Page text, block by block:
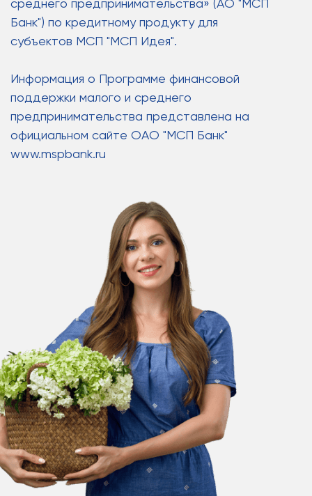
среднего предпринимательства» (АО "МСП
Банк") по кредитному продукту для
субъектов МСП "МСП Идея".
Информация о Программе финансовой
поддержки малого и среднего
предпринимательства представлена на
официальном сайте ОАО "МСП Банк"
www.mspbank.ru